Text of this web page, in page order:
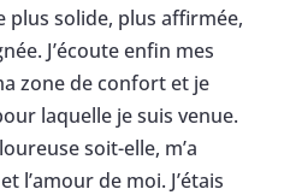
plus solide, plus affirmée,
J’écoute enfin mes
zone de confort et je
laquelle je suis venue.
soit-elle, m’a
l’amour de moi. J’étais